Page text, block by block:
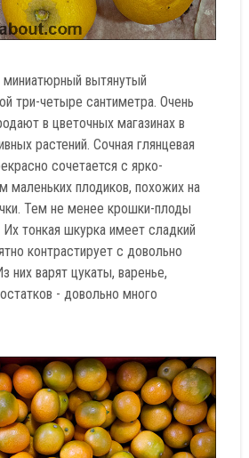
миниатюрный вытянутый
три-четыре сантиметра. Очень
в цветочных магазинах в
растений. Сочная глянцевая
сочетается с ярко-
плодиков, похожих на
Тем не менее крошки-плоды
тонкая шкурка имеет сладкий
контрастирует с довольно
них варят цукаты, варенье,
- довольно много